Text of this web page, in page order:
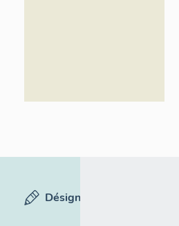
Désignation